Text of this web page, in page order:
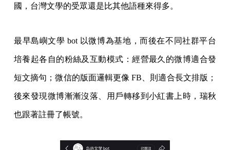
國，台灣文學的受眾還是比其他語種來得多。
最早島嶼文學 bot 以微博為基地，而後在不同社群平台
培養起各自的粉絲及互動模式：經營最久的微博適合發
短文摘句；微信的版面邏輯更像 FB、則適合長文排版；
後來發現微博漸漸沒落、用戶轉移到小紅書上時，瑞秋
也跟著註冊了帳號。